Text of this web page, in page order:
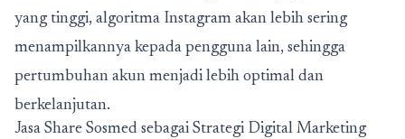
yang tinggi, algoritma Instagram akan lebih sering
menampilkannya kepada pengguna lain, sehingga
pertumbuhan akun menjadi lebih optimal dan
berkelanjutan.
Jasa Share Sosmed sebagai Strategi Digital Marketing